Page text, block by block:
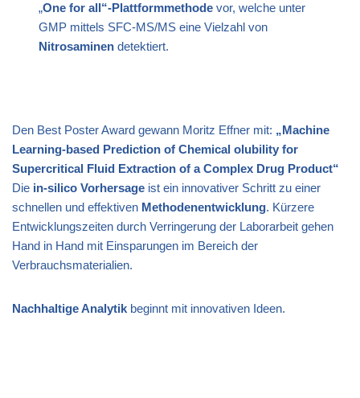
„One for all“-Plattformmethode vor, welche unter
GMP mittels SFC-MS/MS eine Vielzahl von
Nitrosaminen detektiert.
Den Best Poster Award gewann Moritz Effner mit: „Machine
Learning-based Prediction of Chemical olubility for
Supercritical Fluid Extraction of a Complex Drug Product“
Die in-silico Vorhersage ist ein innovativer Schritt zu einer
schnellen und effektiven Methodenentwicklung. Kürzere
Entwicklungszeiten durch Verringerung der Laborarbeit gehen
Hand in Hand mit Einsparungen im Bereich der
Verbrauchsmaterialien.
Nachhaltige Analytik beginnt mit innovativen Ideen.